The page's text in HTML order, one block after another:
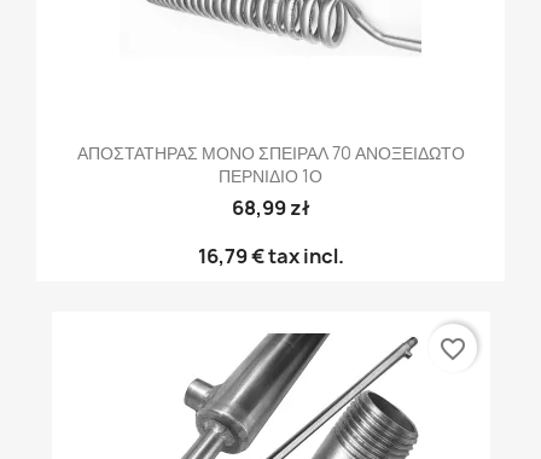
ΑΠΟΣΤΑΤΗΡΑΣ ΜΟΝΟ ΣΠΕΙΡΑΛ 70 ΑΝΟΞΕΙΔΩΤΟ
ΠΕΡΝΙΔΙΟ 1Ο
68,99 zł
16,79 €tax incl.
favorite_border